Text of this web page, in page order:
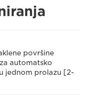
površine
automatsko
jednom prolazu [2-